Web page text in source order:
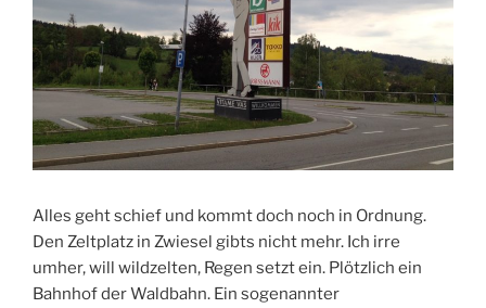
Alles geht schief und kommt doch noch in Ordnung.
Den Zeltplatz in Zwiesel gibts nicht mehr. Ich irre
umher, will wildzelten, Regen setzt ein. Plötzlich ein
Bahnhof der Waldbahn. Ein sogenannter